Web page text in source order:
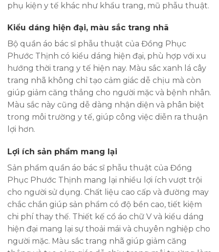
phụ kiện y tế khác như khẩu trang, mũ phẫu thuật.
Kiểu dáng hiện đại, màu sắc trang nhã
Bộ quần áo bác sĩ phẫu thuật của Đồng Phục
Phước Thịnh có kiểu dáng hiện đại, phù hợp với xu
hướng thời trang y tế hiện nay. Màu sắc xanh lá cây
trang nhã không chỉ tạo cảm giác dễ chịu mà còn
giúp giảm căng thẳng cho người mặc và bệnh nhân.
Màu sắc này cũng dễ dàng nhận diện và phân biệt
trong môi trường y tế, giúp công việc diễn ra thuận
lợi hơn.
Lợi ích sản phẩm mang lại
Sản phẩm quần áo bác sĩ phẫu thuật của Đồng
Phục Phước Thịnh mang lại nhiều lợi ích vượt trội
cho người sử dụng. Chất liệu cao cấp và đường may
chắc chắn giúp sản phẩm có độ bền cao, tiết kiệm
chi phí thay thế. Thiết kế cổ áo chữ V và kiểu dáng
hiện đại mang lại sự thoải mái và chuyên nghiệp cho
người mặc. Màu sắc trang nhã giúp giảm căng